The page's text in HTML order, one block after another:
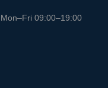
Mon–Fri 09:00–19:00